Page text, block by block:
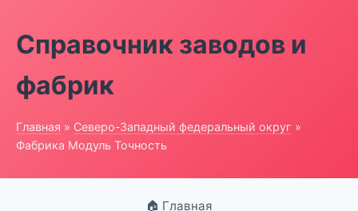
Справочник заводов и
фабрик
Главная » Северо-Западный федеральный округ »
Фабрика Модуль Точность
🏠 Главная